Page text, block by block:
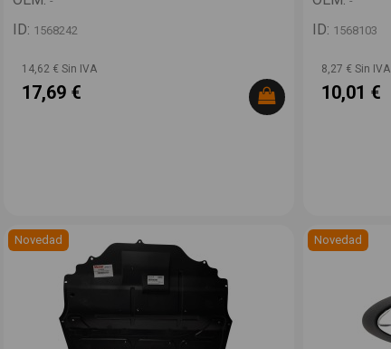
ID: 1568242
14,62 € Sin IVA
17,69 €
ID: 1568103
8,27 € Sin IVA
10,01 €
Novedad Novedad